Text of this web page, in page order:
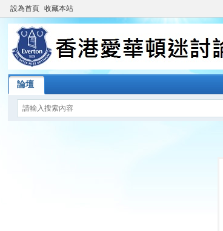
設為首頁 收藏本站
論壇